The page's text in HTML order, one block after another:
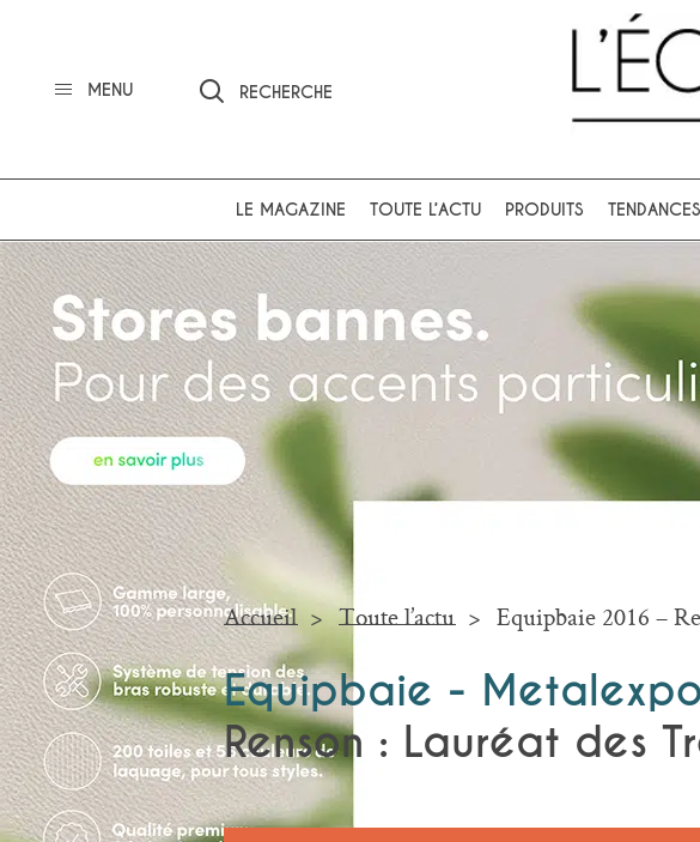
MENU RECHERCHE Ok
LE MAGAZINE TOUTE L’ACTU PRODUITS TENDANCES
Accueil Toute l’actu Equipbaie 2016 –
Equipbaie -
Renson : Lauréat des